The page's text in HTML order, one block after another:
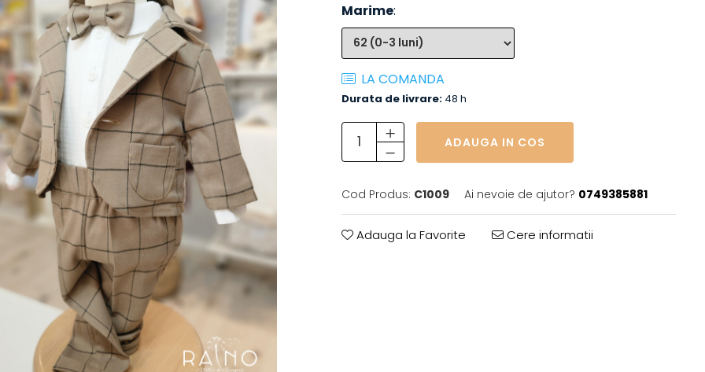
Marime:
LA COMANDA
Durata de livrare: 48 h
ADAUGA IN COS
Cod Produs: C1009 Ai nevoie de ajutor? 0749385881
Adauga la Favorite Cere informatii